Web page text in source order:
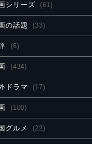
シリーズ (61)
の話題 (33)
(6)
(434)
ドラマ (17)
(100)
グルメ (22)